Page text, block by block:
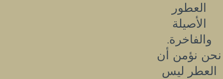
العطور
الأصيلة
والفاخرة.
نحن نؤمن أن
العطر ليس